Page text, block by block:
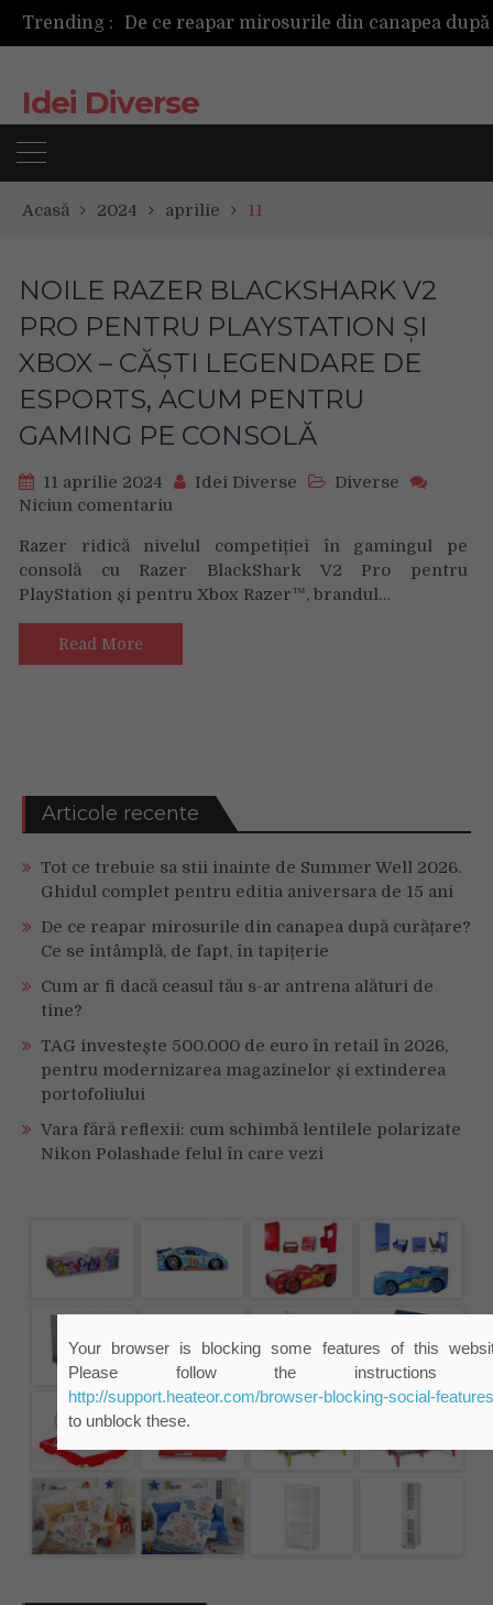
Trending :
Cum ar fi dacă ceasul tău s-ar antrena
Idei Diverse
Acasă 2024 aprilie 11
NOILE RAZER BLACKSHARK V2
PRO PENTRU PLAYSTATION ȘI
XBOX – CĂȘTI LEGENDARE DE
ESPORTS, ACUM PENTRU
GAMING PE CONSOLĂ
11 aprilie 2024 Idei Diverse
Diverse
Niciun comentariu
RAZER
BLACKSHARK
V2
PRO
PLAYSTATION
DE
ESPORTS,
PENTRU
GAMING
PE
CONSOLĂ
Razer ridică nivelul competiției în gamingul pe
consolă cu Razer BlackShark V2 Pro pentru
PlayStation și pentru Xbox Razer™, brandul…
Read More
Articole recente
Tot ce trebuie sa stii inainte de Summer Well 2026.
Ghidul complet pentru editia aniversara de 15 ani
De ce reapar mirosurile din canapea după curățare?
Ce se întâmplă, de fapt, în tapițerie
Cum ar fi dacă ceasul tău s-ar antrena alături de
tine?
TAG investește 500.000 de euro în retail în 2026,
pentru modernizarea magazinelor și extinderea
portofoliului
Vara fără reflexii: cum schimbă lentilele polarizate
Nikon Polashade felul în care vezi
Your browser is blocking some features of this
Please follow the instructions
http://support.heateor.com/browser-blocking-social-
to unblock these.